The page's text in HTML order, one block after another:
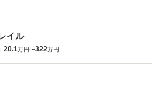
イル
20.1万円〜322万円